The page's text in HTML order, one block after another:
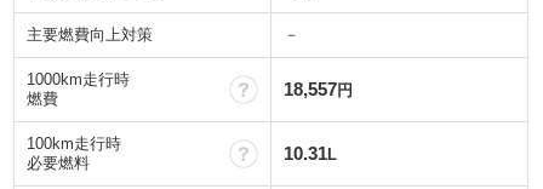
主要燃費向上対策 －
1000km走行時
燃費
？18,557円
100km走行時
必要燃料
？10.31L